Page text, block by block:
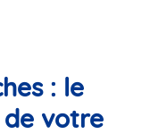
: le
votre